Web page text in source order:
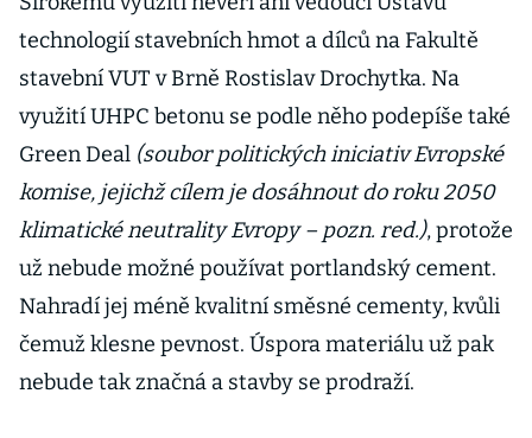
technologií stavebních hmot a dílců na Fakultě
stavební VUT v Brně Rostislav Drochytka. Na
využití UHPC betonu se podle něho podepíše také
Green Deal (soubor politických iniciativ Evropské
komise, jejichž cílem je dosáhnout do roku 2050
klimatické neutrality Evropy – pozn. red.), protože
už nebude možné používat portlandský cement.
Nahradí jej méně kvalitní směsné cementy, kvůli
čemuž klesne pevnost. Úspora materiálu už pak
nebude tak značná a stavby se prodraží.